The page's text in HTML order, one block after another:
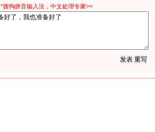
*搜狗拼音输入法，中文处理专家>>